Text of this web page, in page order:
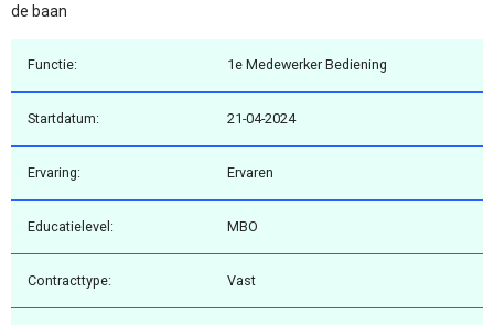
de baan
Functie: 1e Medewerker Bediening
Startdatum: 21-04-2024
Ervaring: Ervaren
Educatielevel: MBO
Contracttype: Vast